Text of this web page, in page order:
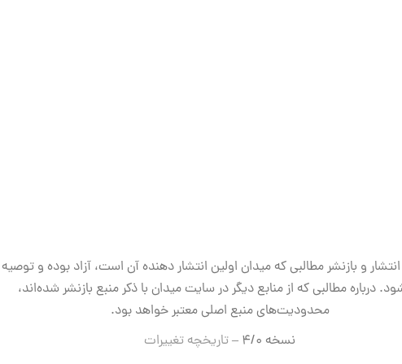
و بازنشر مطالبی که میدان اولین انتشار دهنده آن است، آزاد بوده و توصیه
درباره مطالبی که از منابع دیگر در سایت میدان با ذکر منبع بازنشر شده‌اند،
محدودیت‌های منبع اصلی معتبر خواهد بود.
نسخه ۴/۰ –
تاریخچه تغییرات